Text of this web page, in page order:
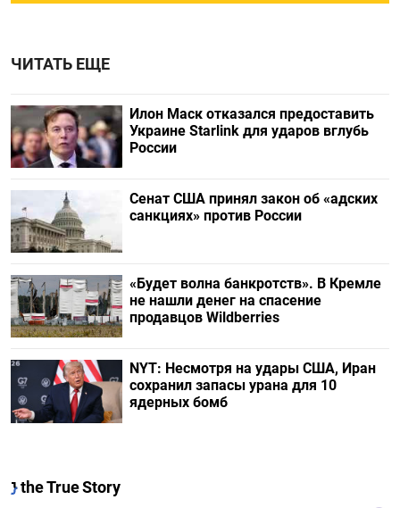
ЧИТАТЬ ЕЩЕ
Илон Маск отказался предоставить
Украине Starlink для ударов вглубь
России
Сенат США принял закон об «адских
санкциях» против России
«Будет волна банкротств». В Кремле
не нашли денег на спасение
продавцов Wildberries
NYT: Несмотря на удары США, Иран
сохранил запасы урана для 10
ядерных бомб